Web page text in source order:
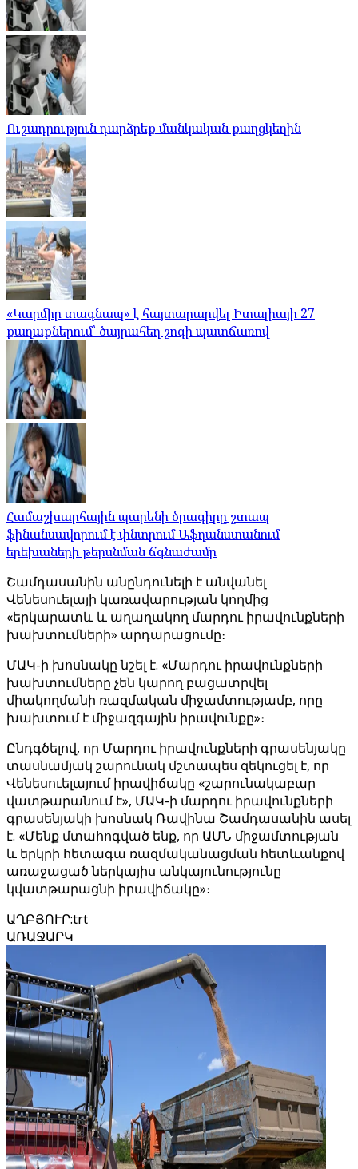
Ուշադրություն դարձրեք մանկական քաղցկեղին
«Կարմիր տագնապ» է հայտարարվել Իտալիայի 27
քաղաքներում՝ ծայրահեղ շոգի պատճառով
Համաշխարհային պարենի ծրագիրը շտապ
ֆինանսավորում է փնտրում Աֆղանստանում
երեխաների թերսնման ճգնաժամը
Շամդասանին անընդունելի է անվանել
Վենեսուելայի կառավարության կողմից
«երկարատև և աղաղակող մարդու իրավունքների
խախտումների» արդարացումը։
ՄԱԿ-ի խոսնակը նշել է. «Մարդու իրավունքների
խախտումները չեն կարող բացատրվել
միակողմանի ռազմական միջամտությամբ, որը
խախտում է միջազգային իրավունքը»։
Ընդգծելով, որ Մարդու իրավունքների գրասենյակը
տասնամյակ շարունակ մշտապես զեկուցել է, որ
Վենեսուելայում իրավիճակը «շարունակաբար
վատթարանում է», ՄԱԿ-ի մարդու իրավունքների
գրասենյակի խոսնակ Ռավինա Շամդասանին ասել
է. «Մենք մտահոգված ենք, որ ԱՄՆ միջամտության
և երկրի հետագա ռազմականացման հետևանքով
առաջացած ներկայիս անկայունությունը
կվատթարացնի իրավիճակը»։
ԱՂԲՅՈՒՐ:trt
ԱՌԱՋԱՐԿ